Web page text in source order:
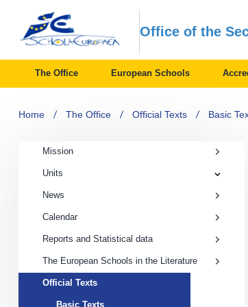
Office of the
The Office European Schools
Home The Office Official Texts Basic
Mission
Units
Units
News
Calendar
Reports and Statistical data
The European Schools in the Literature
Official Texts